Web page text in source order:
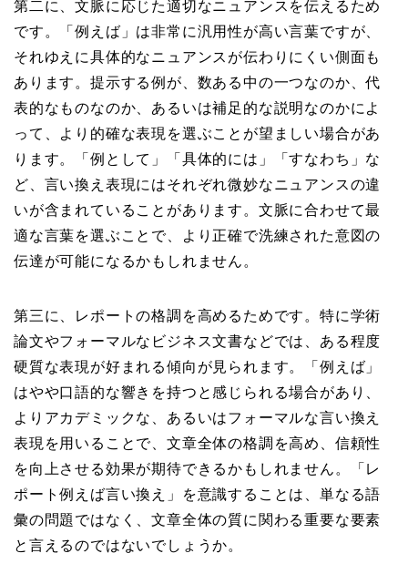
第二に、文脈に応じた適切なニュアンスを伝えるため
です。「例えば」は非常に汎用性が高い言葉ですが、
それゆえに具体的なニュアンスが伝わりにくい側面も
あります。提示する例が、数ある中の一つなのか、代
表的なものなのか、あるいは補足的な説明なのかによ
って、より的確な表現を選ぶことが望ましい場合があ
ります。「例として」「具体的には」「すなわち」な
ど、言い換え表現にはそれぞれ微妙なニュアンスの違
いが含まれていることがあります。文脈に合わせて最
適な言葉を選ぶことで、より正確で洗練された意図の
伝達が可能になるかもしれません。
第三に、レポートの格調を高めるためです。特に学術
論文やフォーマルなビジネス文書などでは、ある程度
硬質な表現が好まれる傾向が見られます。「例えば」
はやや口語的な響きを持つと感じられる場合があり、
よりアカデミックな、あるいはフォーマルな言い換え
表現を用いることで、文章全体の格調を高め、信頼性
を向上させる効果が期待できるかもしれません。「レ
ポート例えば言い換え」を意識することは、単なる語
彙の問題ではなく、文章全体の質に関わる重要な要素
と言えるのではないでしょうか。